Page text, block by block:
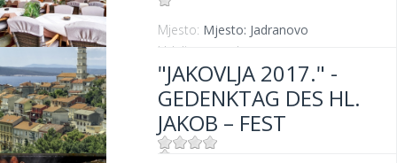
Mjesto: Mjesto: Jadranovo
Udaljenost od mora:
"JAKOVLJA 2017." -
GEDENKTAG DES HL.
JAKOB – FEST